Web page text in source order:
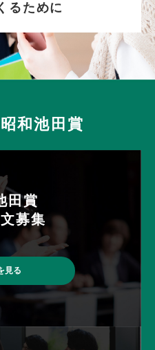
るために
和池田賞
⽥賞
募集
見る